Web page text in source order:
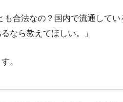
も合法なの？国内で流通して
なら教えてほしい。」
。